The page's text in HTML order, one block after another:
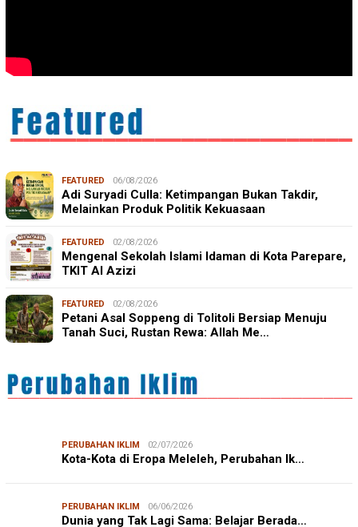
FEATURED 06/08/2026
Adi Suryadi Culla: Ketimpangan Bukan Takdir,
Melainkan Produk Politik Kekuasaan
FEATURED 02/08/2026
Mengenal Sekolah Islami Idaman di Kota Parepare,
TKIT Al Azizi
FEATURED 02/08/2026
Petani Asal Soppeng di Tolitoli Bersiap Menuju
Tanah Suci, Rustan Rewa: Allah Me…
PERUBAHAN IKLIM 02/07/2026
Kota-Kota di Eropa Meleleh, Perubahan Ik…
PERUBAHAN IKLIM 06/06/2026
Dunia yang Tak Lagi Sama: Belajar Berada…